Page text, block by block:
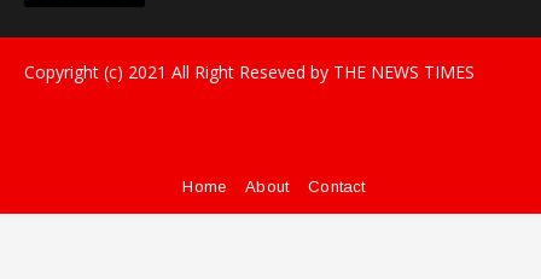
Copyright (c) 2021 All Right Reseved by THE NEWS TIMES
Home About Contact